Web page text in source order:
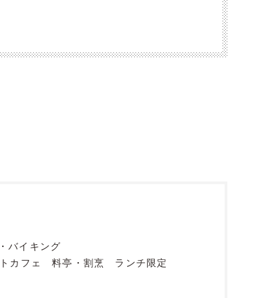
バイキング
カフェ 料亭・割烹
ランチ限定